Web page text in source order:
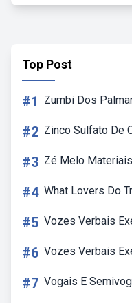
Top Post
#1 Zumbi Dos
#2 Zinco Sulfato De
#3 Zé Melo
#4 What Lovers Do
#5 Vozes Verbais
#6 Vozes Verbais
#7 Vogais E